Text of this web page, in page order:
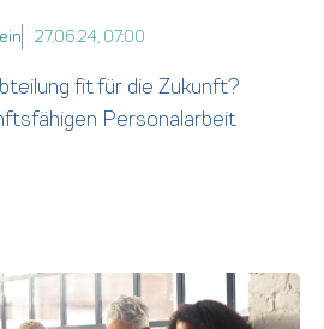
27.06.24, 07:00
fit für die Zukunft?
Personalarbeit